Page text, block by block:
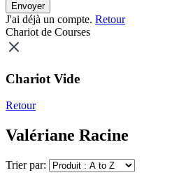
Envoyer
J'ai déjà un compte. Retour
Chariot de Courses
Chariot Vide
Retour
Valériane Racine
Trier par: